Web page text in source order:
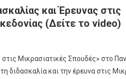
και Έρευνας στις
(Δείτε το video)
Μικρασιατικές Σπουδές» στο
και την έρευνα στις